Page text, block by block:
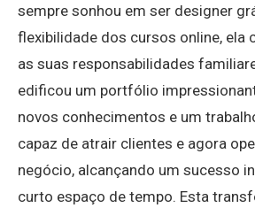
sempre sonhou em ser designer
flexibilidade dos cursos online, ela
as suas responsabilidades
edificou um portfólio
novos conhecimentos e um
capaz de atrair clientes e agora
negócio, alcançando um sucesso
curto espaço de tempo. Esta